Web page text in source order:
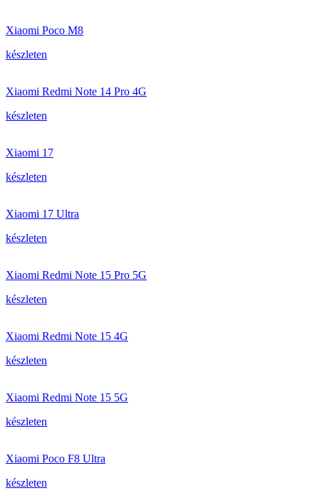
Xiaomi Poco M8
készleten
Xiaomi Redmi Note 14 Pro 4G
készleten
Xiaomi 17
készleten
Xiaomi 17 Ultra
készleten
Xiaomi Redmi Note 15 Pro 5G
készleten
Xiaomi Redmi Note 15 4G
készleten
Xiaomi Redmi Note 15 5G
készleten
Xiaomi Poco F8 Ultra
készleten